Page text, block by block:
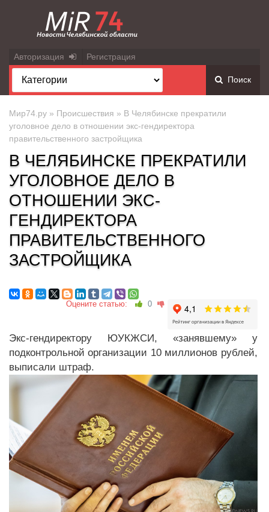
Авторизация Регистрация
Поиск
Мир74.ру » Происшествия » В Челябинске прекратили
уголовное дело в отношении экс-гендиректора
правительственного застройщика
В ЧЕЛЯБИНСКЕ ПРЕКРАТИЛИ
УГОЛОВНОЕ ДЕЛО В
ОТНОШЕНИИ ЭКС-
ГЕНДИРЕКТОРА
ПРАВИТЕЛЬСТВЕННОГО
ЗАСТРОЙЩИКА
Оцените статью: 0
Экс-гендиректору ЮУКЖСИ, «занявшему» у
подконтрольной организации 10 миллионов рублей,
выписали штраф.